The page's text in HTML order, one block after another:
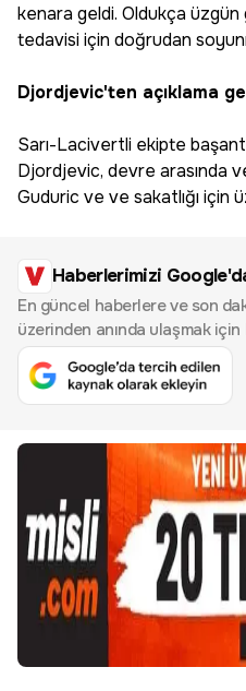
kenara geldi. Oldukça
tedavisi için doğrudan
Djordjevic'ten açıklama
Sarı-Lacivertli ekipte
Djordjevic, devre arasında
Guduric ve ve sakatlığı için
Haberlerimizi
En güncel haberlere ve son
üzerinden anında ulaşmak